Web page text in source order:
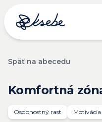
Späť na abecedu
Komfortná
Osobnostný rast Motivácia